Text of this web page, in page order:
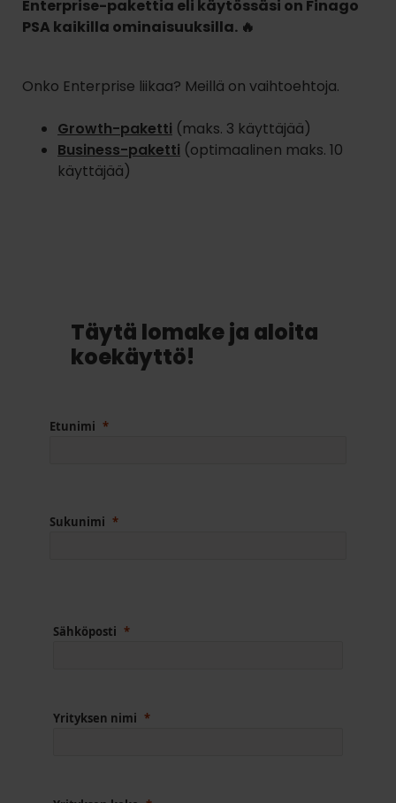
Enterprise-pakettia eli käytössäsi on Finago
PSA kaikilla ominaisuuksilla. 🔥
Onko Enterprise liikaa? Meillä on vaihtoehtoja.
Growth-paketti (maks. 3 käyttäjää)
Business-paketti (optimaalinen maks. 10
käyttäjää)
Täytä lomake ja aloita
koekäyttö!
Etunimi
Sukunimi
Sähköposti
Yrityksen nimi